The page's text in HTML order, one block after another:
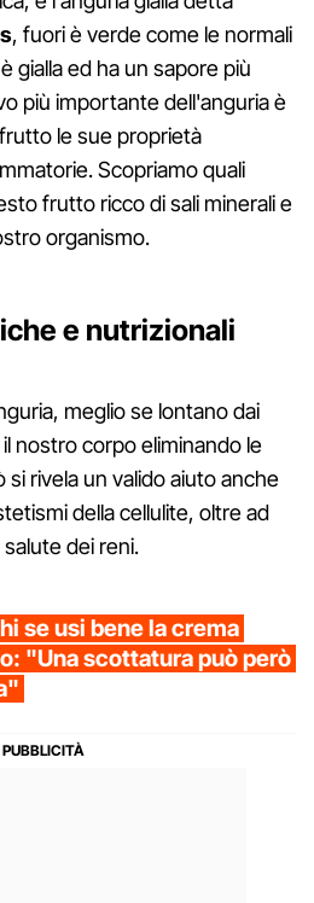
, fuori è verde come le normali
gialla ed ha un sapore più
più importante dell'anguria è
le sue proprietà
Scopriamo quali
frutto ricco di sali minerali e
organismo.
e nutrizionali
meglio se lontano dai
nostro corpo eliminando le
rivela un valido aiuto anche
della cellulite, oltre ad
dei reni.
se usi bene la crema
"Una scottatura può però